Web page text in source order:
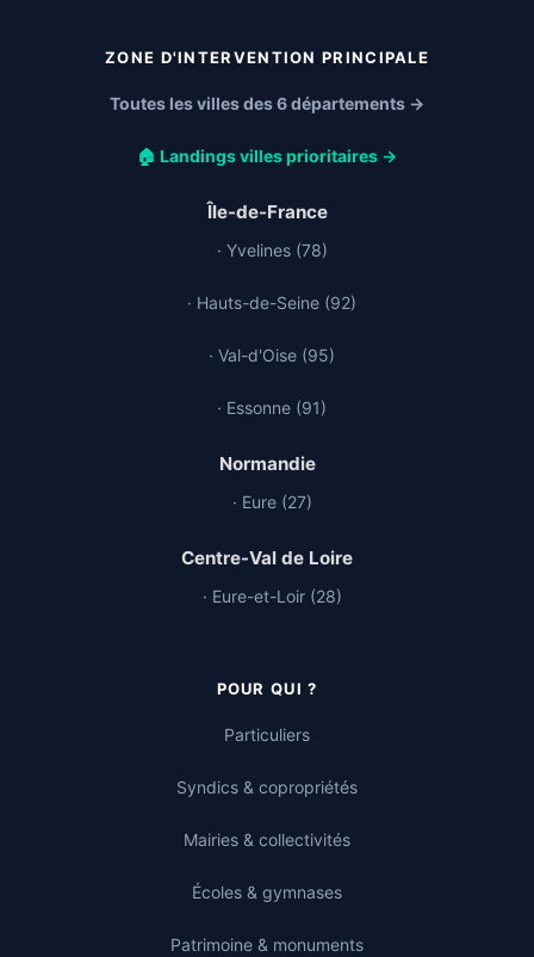
ZONE D'INTERVENTION PRINCIPALE
Toutes les villes des 6 départements →
🏠 Landings villes prioritaires →
Île-de-France
· Yvelines (78)
· Hauts-de-Seine (92)
· Val-d'Oise (95)
· Essonne (91)
Normandie
· Eure (27)
Centre-Val de Loire
· Eure-et-Loir (28)
POUR QUI ?
Particuliers
Syndics & copropriétés
Mairies & collectivités
Écoles & gymnases
Patrimoine & monuments